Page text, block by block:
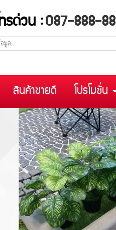
สินค้าขายดี โปรโมชั่น
ทรด่วน : 087-888-